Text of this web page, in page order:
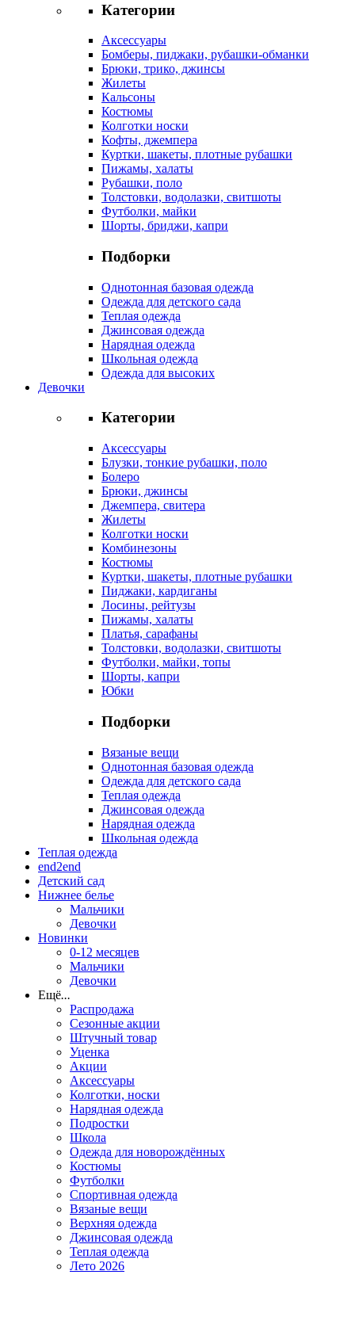
Категории
Аксессуары
Бомберы, пиджаки, рубашки-обманки
Брюки, трико, джинсы
Жилеты
Кальсоны
Костюмы
Колготки носки
Кофты, джемпера
Куртки, шакеты, плотные рубашки
Пижамы, халаты
Рубашки, поло
Толстовки, водолазки, свитшоты
Футболки, майки
Шорты, бриджи, капри
Подборки
Однотонная базовая одежда
Одежда для детского сада
Теплая одежда
Джинсовая одежда
Нарядная одежда
Школьная одежда
Одежда для высоких
Девочки
Категории
Аксессуары
Блузки, тонкие рубашки, поло
Болеро
Брюки, джинсы
Джемпера, свитера
Жилеты
Колготки носки
Комбинезоны
Костюмы
Куртки, шакеты, плотные рубашки
Пиджаки, кардиганы
Лосины, рейтузы
Пижамы, халаты
Платья, сарафаны
Толстовки, водолазки, свитшоты
Футболки, майки, топы
Шорты, капри
Юбки
Подборки
Вязаные вещи
Однотонная базовая одежда
Одежда для детского сада
Теплая одежда
Джинсовая одежда
Нарядная одежда
Школьная одежда
Теплая одежда
end2end
Детский сад
Нижнее белье
Мальчики
Девочки
Новинки
0-12 месяцев
Мальчики
Девочки
Ещё...
Распродажа
Сезонные акции
Штучный товар
Уценка
Акции
Аксессуары
Колготки, носки
Нарядная одежда
Подростки
Школа
Одежда для новорождённых
Костюмы
Футболки
Спортивная одежда
Вязаные вещи
Верхняя одежда
Джинсовая одежда
Теплая одежда
Лето 2026